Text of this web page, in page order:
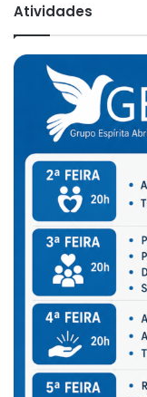
Atividades